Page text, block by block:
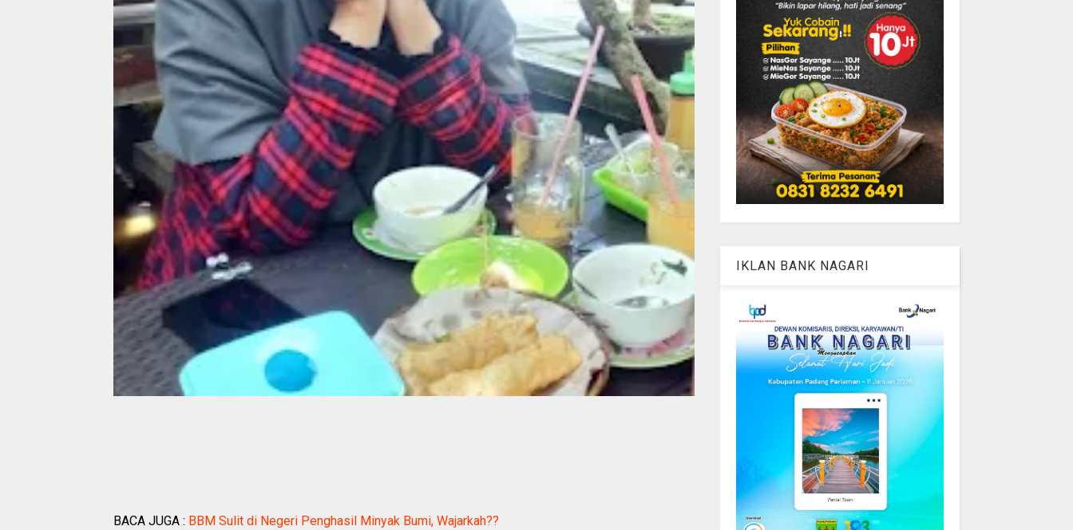
BACA JUGA : BBM Sulit di Negeri Penghasil Minyak Bumi, Wajarkah??
IKLAN BANK NAGARI